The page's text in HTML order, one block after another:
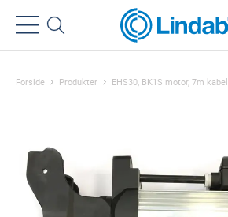
Forside Produkter EHS30, BK1S motor, 7m kabel